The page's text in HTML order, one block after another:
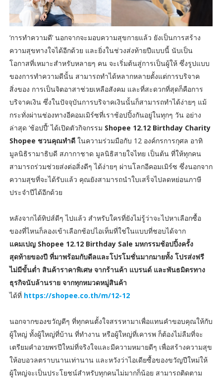
‘การทำความดี’ นอกจากจะมอบความสุขกายแล้ว ยังเป็นการสร้าง
ความสุขทางใจได้อีกด้วย และยิ่งในช่วงส่งท้ายปีแบบนี้ นับเป็น
โอกาสที่เหมาะสำหรับหลายๆ คน จะเริ่มต้นสู่การเป็นผู้ให้ ซึ่งรูปแบบ
ของการทำความดีนั้น สามารถทำได้หลากหลายตั้งแต่การบริจาค
สิ่งของ การเป็นจิตอาสาช่วยเหลือสังคม และที่สะดวกที่สุดก็คือการ
บริจาคเงิน ซึ่งในปัจจุบันการบริจาคเงินนั้นก็สามารถทำได้ง่ายๆ แม้
กระทั่งผ่านช่องทางอีคอมเมิร์ซที่เราช้อปปิ้งกันอยู่ในทุกๆ วัน อย่าง
ล่าสุด ‘ช้อปปี้’ ได้เปิดตัวกิจกรรม Shopee 12.12 Birthday Charity
Shopee ชวนคุณทำดีในความร่วมมือกับ 12 องค์กรการกุศล อาทิ
มูลนิธิรามาธิบดี สภากาชาด มูลนิธิสายใจไทย เป็นต้น ที่ให้ทุกคน
สามารถร่วมช่วยส่งต่อสิ่งดีๆ ได้ง่ายๆ ผ่านโลกอีคอมเมิร์ซ ซึ่งนอกจาก
ความสุขที่จะได้รับแล้ว คุณยังสามารถนำใบเสร็จไปลดหย่อนภาษี
ประจำปีได้อีกด้วย
หลังจากได้ทิปส์ดีๆ ไปแล้ว สำหรับใครที่ยังไม่รู้ว่าจะไปหาเลือกซื้อ
ของที่ไหนก็ลองเข้าเลือกช้อปไอเท็มที่ใช่ในแบบที่ชอบได้จาก
แคมเปญ Shopee 12.12 Birthday Sale มหกรรมช้อปปิ้งครั้ง
สุดท้ายของปี ที่มาพร้อมกับดีลและโปรโมชั่นมากมายทั้ง โปรส่งฟรี
ไม่มีขั้นต่ำ สินค้าราคาพิเศษ จากร้านค้า แบรนด์ และพันธมิตรทาง
ธุรกิจนับล้านราย จากทุกหมวดหมู่สินค้า
ได้ที่ https://shopee.co.th/m/12-12
นอกจากของขวัญดีๆ ที่ทุกคนตั้งใจสรรหามาเพื่อแทนคำขอบคุณให้กับ
ผู้ใหญ่ ทั้งผู้ใหญ่ที่บ้าน ที่ทำงาน หรือผู้ใหญ่ที่เคารพ ก็ต้องไม่ลืมที่จะ
เตรียมคำอวยพรปีใหม่ที่จริงใจและมีความหมายดีๆ เพื่อสร้างความสุข
ให้อบอวลตราบนานเท่านาน และหวังว่าไอเดียซื้อของขวัญปีใหม่ให้
ผู้ใหญ่จะเป็นประโยชน์สำหรับทุกคนไม่มากก็น้อย สามารถติดตาม